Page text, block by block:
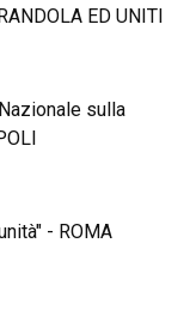
ED UNITI
sulla
- ROMA